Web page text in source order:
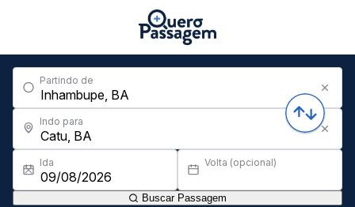
Partindo de
Indo para
Ida Volta (opcional)
Buscar Passagem